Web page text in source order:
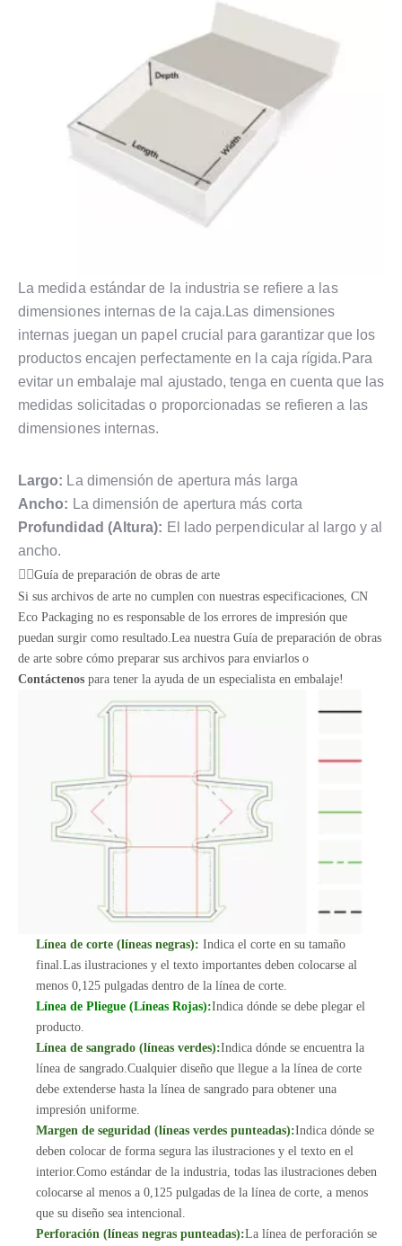
La medida estándar de la industria se refiere a las
dimensiones internas de la caja.Las dimensiones
internas juegan un papel crucial para garantizar que los
productos encajen perfectamente en la caja rígida.Para
evitar un embalaje mal ajustado, tenga en cuenta que las
medidas solicitadas o proporcionadas se refieren a las
dimensiones internas.
Largo: La dimensión de apertura más larga
Ancho: La dimensión de apertura más corta
Profundidad (Altura): El lado perpendicular al largo y al
ancho.
Guía de preparación de obras de arte
Si sus archivos de arte no cumplen con nuestras especificaciones, CN
Eco Packaging no es responsable de los errores de impresión que
puedan surgir como resultado.Lea nuestra Guía de preparación de obras
de arte sobre cómo preparar sus archivos para enviarlos o
Contáctenos para tener la ayuda de un especialista en embalaje!
Línea de corte (líneas negras): Indica el corte en su tamaño
final.Las ilustraciones y el texto importantes deben colocarse al
menos 0,125 pulgadas dentro de la línea de corte.
Línea de Pliegue (Líneas Rojas):Indica dónde se debe plegar el
producto.
Línea de sangrado (líneas verdes):Indica dónde se encuentra la
línea de sangrado.Cualquier diseño que llegue a la línea de corte
debe extenderse hasta la línea de sangrado para obtener una
impresión uniforme.
Margen de seguridad (líneas verdes punteadas):Indica dónde se
deben colocar de forma segura las ilustraciones y el texto en el
interior.Como estándar de la industria, todas las ilustraciones deben
colocarse al menos a 0,125 pulgadas de la línea de corte, a menos
que su diseño sea intencional.
Perforación (líneas negras punteadas):La línea de perforación se